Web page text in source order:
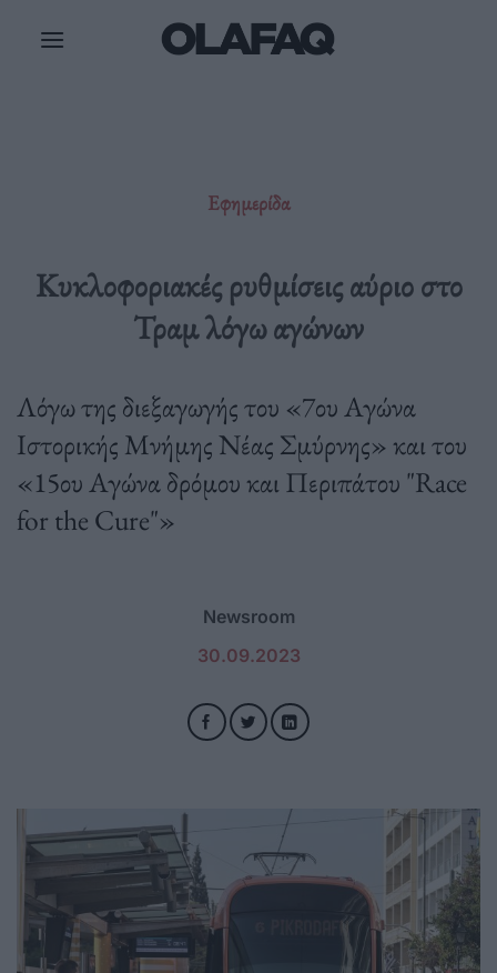
Εφημερίδα
Κυκλοφοριακές ρυθμίσεις αύριο στο
Τραμ λόγω αγώνων
Λόγω της διεξαγωγής του «7ου Αγώνα
Ιστορικής Μνήμης Νέας Σμύρνης» και του
«15ου Αγώνα δρόμου και Περιπάτου "Race
for the Cure"»
Newsroom
30.09.2023